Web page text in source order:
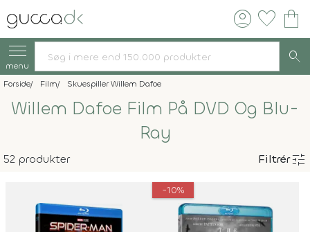
account_circle favorite shopping_bag
menu search
Forside Film Skuespiller Willem Dafoe
Willem Dafoe Film På DVD Og Blu-
Ray
52 produkter Filtrértune
-10%